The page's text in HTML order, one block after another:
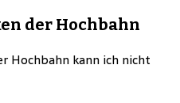
der Hochbahn
Hochbahn kann ich nicht